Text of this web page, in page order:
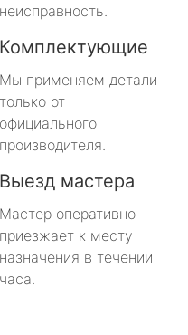
неисправность.
Комплектующие
Мы применяем детали
только от
официального
производителя.
Выезд мастера
Мастер оперативно
приезжает к месту
назначения в течении
часа.